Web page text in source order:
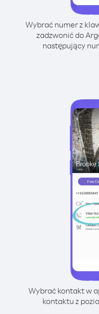
Wybrać numer z
zadzwonić do
następujący
Wybrać kontakt w
kontaktu z